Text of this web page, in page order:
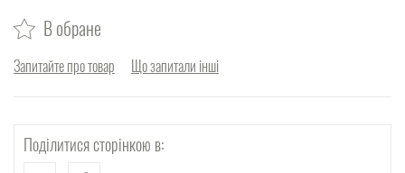
В обране
Запитайте про товар Що запитали інші
Поділитися сторінкою в: